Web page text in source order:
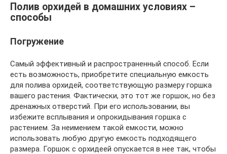
Полив орхидей в домашних условиях –
способы
Погружение
Самый эффективный и распространенный способ. Если
есть возможность, приобретите специальную емкость
для полива орхидей, соответствующую размеру горшка
вашего растения. Фактически, это тот же горшок, но без
дренажных отверстий. При его использовании, вы
избежите всплывания и опрокидывания горшка с
растением. За неимением такой емкости, можно
использовать любую другую емкость подходящего
размера. Горшок с орхидеей опускается в нее так, чтобы